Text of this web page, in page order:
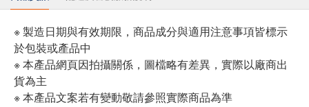
※ 製造日期與有效期限，商品成分與適用注意事項皆標示
於包裝或產品中
※ 本產品網頁因拍攝關係，圖檔略有差異，實際以廠商出
貨為主
※ 本產品文案若有變動敬請參照實際商品為準